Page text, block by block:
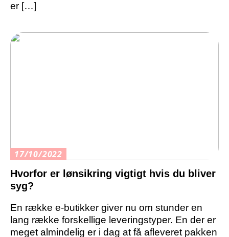
er […]
17/10/2022
Hvorfor er lønsikring vigtigt hvis du bliver
syg?
En række e-butikker giver nu om stunder en
lang række forskellige leveringstyper. En der er
meget almindelig er i dag at få afleveret pakken